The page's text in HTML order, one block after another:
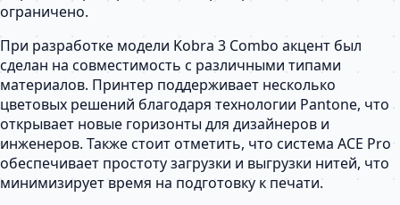
ограничено.
При разработке модели Kobra 3 Combo акцент был
сделан на совместимость с различными типами
материалов. Принтер поддерживает несколько
цветовых решений благодаря технологии Pantone, что
открывает новые горизонты для дизайнеров и
инженеров. Также стоит отметить, что система ACE Pro
обеспечивает простоту загрузки и выгрузки нитей, что
минимизирует время на подготовку к печати.